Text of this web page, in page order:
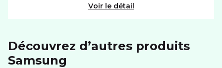
Voir le détail
Découvrez d’autres produits
samsung